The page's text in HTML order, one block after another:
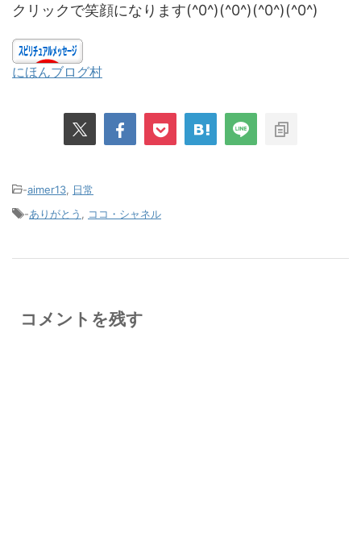
クリックで笑顔になります(^0^)(^0^)(^0^)(^0^)
にほんブログ村
-aimer13
日常
-ありがとう ココ・シャネル
コメントを残す